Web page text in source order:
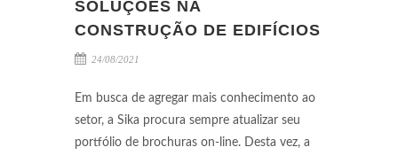
SOLUÇÕES NA
CONSTRUÇÃO DE EDIFÍCIOS
24/08/2021
Em busca de agregar mais conhecimento ao
setor, a Sika procura sempre atualizar seu
portfólio de brochuras on-line. Desta vez, a